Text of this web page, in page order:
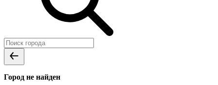
Город не найден